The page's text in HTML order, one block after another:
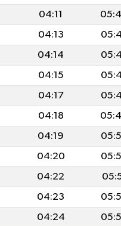
04:11
04:13
04:14
04:15
04:17
04:18
04:19
04:20
04:22
04:23
04:24